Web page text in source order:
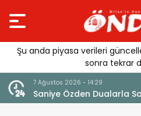
Şu anda piyasa verileri
sonra tekrar
7 Ağustos 2026 - 14:29
Saniye Özden Dualarla